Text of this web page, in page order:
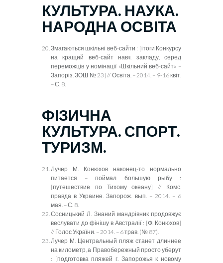
КУЛЬТУРА. НАУКА.
НАРОДНА ОСВІТА
Змагаються шкільні веб-сайти : [ітоги Конкурсу
на кращий веб-сайт навч. закладу, серед
переможців у номінації «Шкільний веб-сайт» –
Запоріз. ЗОШ № 23] // Освіта. – 2014. – 9-16 квіт.
– С. 8.
ФІЗИЧНА
КУЛЬТУРА. СПОРТ.
ТУРИЗМ.
Лучер М. Конюхов наконец-то нормально
питается – поймал большую рыбу :
[путешествие по Тихому океану] // Комс.
правда в Украине. Запорож. вып. – 2014. – 6
мая. – С. 8.
Сосницький Л. Знаний мандрівник продовжує
веслувати до фінішу в Австралії : [Ф. Конюхов]
// Голос України. – 2014. – 6 трав. (№ 87).
Лучер М. Центральный пляж станет длиннее
на километр, а Правобережный просто уберут
: [подготовка пляжей г. Запорожья к новому